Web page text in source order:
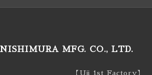
NISHIMURA MFG. CO., LTD.
【Uji 1st Factory】